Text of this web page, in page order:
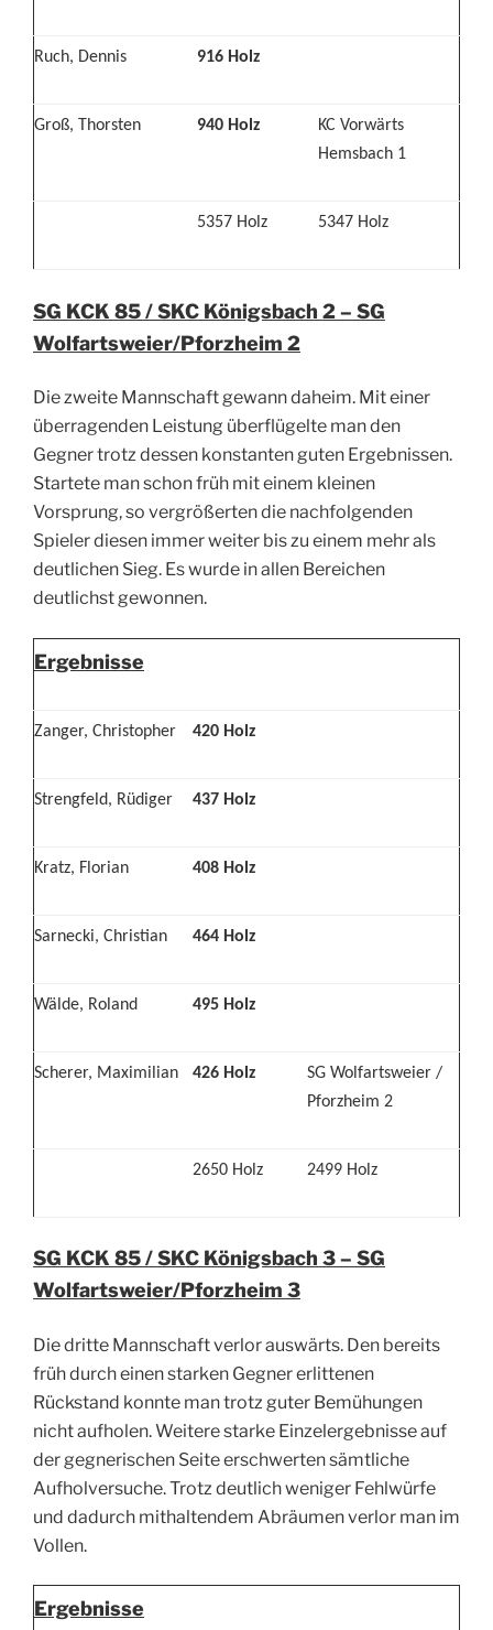
Ruch, Dennis 916 Holz
Groß, Thorsten 940 Holz
KC Vorwärts
Hemsbach 1
5357 Holz 5347 Holz
SG KCK 85 / SKC Königsbach 2– SG
Wolfartsweier/Pforzheim 2
Die zweite Mannschaft gewann daheim. Mit einer
überragenden Leistung überflügelte man den
Gegner trotz dessen konstanten guten Ergebnissen.
Startete man schon früh mit einem kleinen
Vorsprung, so vergrößerten die nachfolgenden
Spieler diesen immer weiter bis zu einem mehr als
deutlichen Sieg. Es wurde in allen Bereichen
deutlichst gewonnen.
Ergebnisse
Zanger, Christopher 420 Holz
Strengfeld, Rüdiger 437 Holz
Kratz, Florian 408 Holz
Sarnecki, Christian 464 Holz
Wälde, Roland 495 Holz
Scherer, Maximilian 426 Holz
SG Wolfartsweier /
Pforzheim 2
2650 Holz 2499 Holz
SG KCK 85 / SKC Königsbach 3– SG
Wolfartsweier/Pforzheim 3
Die dritte Mannschaft verlor auswärts. Den bereits
früh durch einen starken Gegner erlittenen
Rückstand konnte man trotz guter Bemühungen
nicht aufholen. Weitere starke Einzelergebnisse auf
der gegnerischen Seite erschwerten sämtliche
Aufholversuche. Trotz deutlich weniger Fehlwürfe
und dadurch mithaltendem Abräumen verlor man im
Vollen.
Ergebnisse